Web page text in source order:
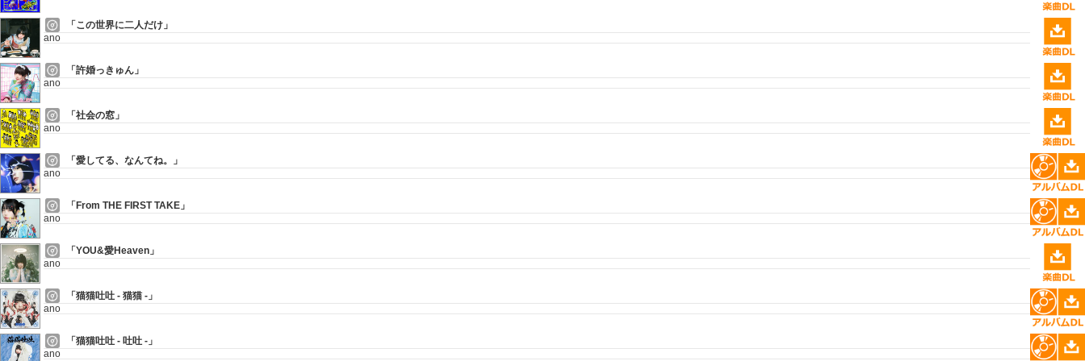
「この世界に二人だけ」
ano
「許婚っきゅん」
ano
「社会の窓」
ano
「愛してる、なんてね。」
ano
「From THE FIRST TAKE」
ano
「YOU&愛Heaven」
ano
「猫猫吐吐 - 猫猫 -」
ano
「猫猫吐吐 - 吐吐 -」
ano